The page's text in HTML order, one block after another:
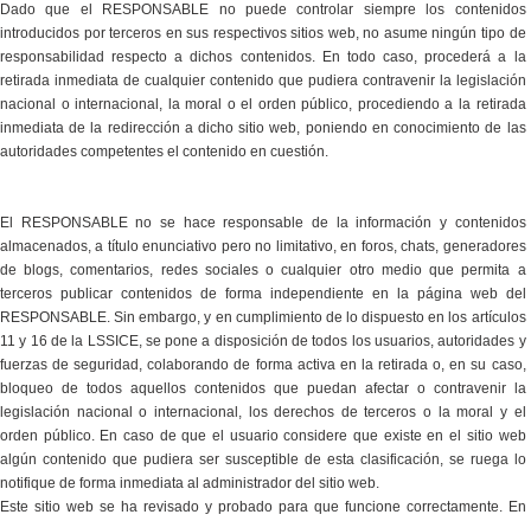
Dado que el RESPONSABLE no puede controlar siempre los contenidos
introducidos por terceros en sus respectivos sitios web, no asume ningún tipo de
responsabilidad respecto a dichos contenidos. En todo caso, procederá a la
retirada inmediata de cualquier contenido que pudiera contravenir la legislación
nacional o internacional, la moral o el orden público, procediendo a la retirada
inmediata de la redirección a dicho sitio web, poniendo en conocimiento de las
autoridades competentes el contenido en cuestión.
El RESPONSABLE no se hace responsable de la información y contenidos
almacenados, a título enunciativo pero no limitativo, en foros, chats, generadores
de blogs, comentarios, redes sociales o cualquier otro medio que permita a
terceros publicar contenidos de forma independiente en la página web del
RESPONSABLE. Sin embargo, y en cumplimiento de lo dispuesto en los artículos
11 y 16 de la LSSICE, se pone a disposición de todos los usuarios, autoridades y
fuerzas de seguridad, colaborando de forma activa en la retirada o, en su caso,
bloqueo de todos aquellos contenidos que puedan afectar o contravenir la
legislación nacional o internacional, los derechos de terceros o la moral y el
orden público. En caso de que el usuario considere que existe en el sitio web
algún contenido que pudiera ser susceptible de esta clasificación, se ruega lo
notifique de forma inmediata al administrador del sitio web.
Este sitio web se ha revisado y probado para que funcione correctamente. En